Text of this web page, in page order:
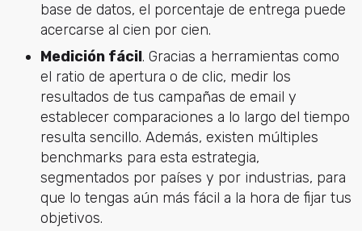
base de datos, el porcentaje de entrega puede
acercarse al cien por cien.
Medición fácil. Gracias a herramientas como
el ratio de apertura o de clic, medir los
resultados de tus campañas de email y
establecer comparaciones a lo largo del tiempo
resulta sencillo. Además, existen múltiples
benchmarks para esta estrategia,
segmentados por países y por industrias, para
que lo tengas aún más fácil a la hora de fijar tus
objetivos.